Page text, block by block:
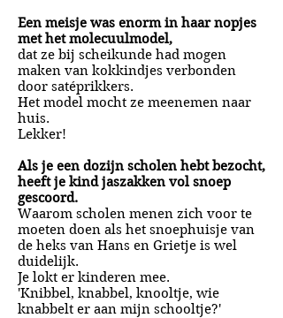
Een meisje was enorm in haar nopjes
met het molecuulmodel,
dat ze bij scheikunde had mogen
maken van kokkindjes verbonden
door satéprikkers.
Het model mocht ze meenemen naar
huis.
Lekker!
Als je een dozijn scholen hebt bezocht,
heeft je kind jaszakken vol snoep
gescoord.
Waarom scholen menen zich voor te
moeten doen als het snoephuisje van
de heks van Hans en Grietje is wel
duidelijk.
Je lokt er kinderen mee.
'Knibbel, knabbel, knooltje, wie
knabbelt er aan mijn schooltje?'